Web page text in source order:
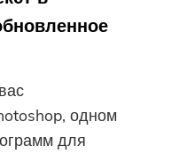
одном
для